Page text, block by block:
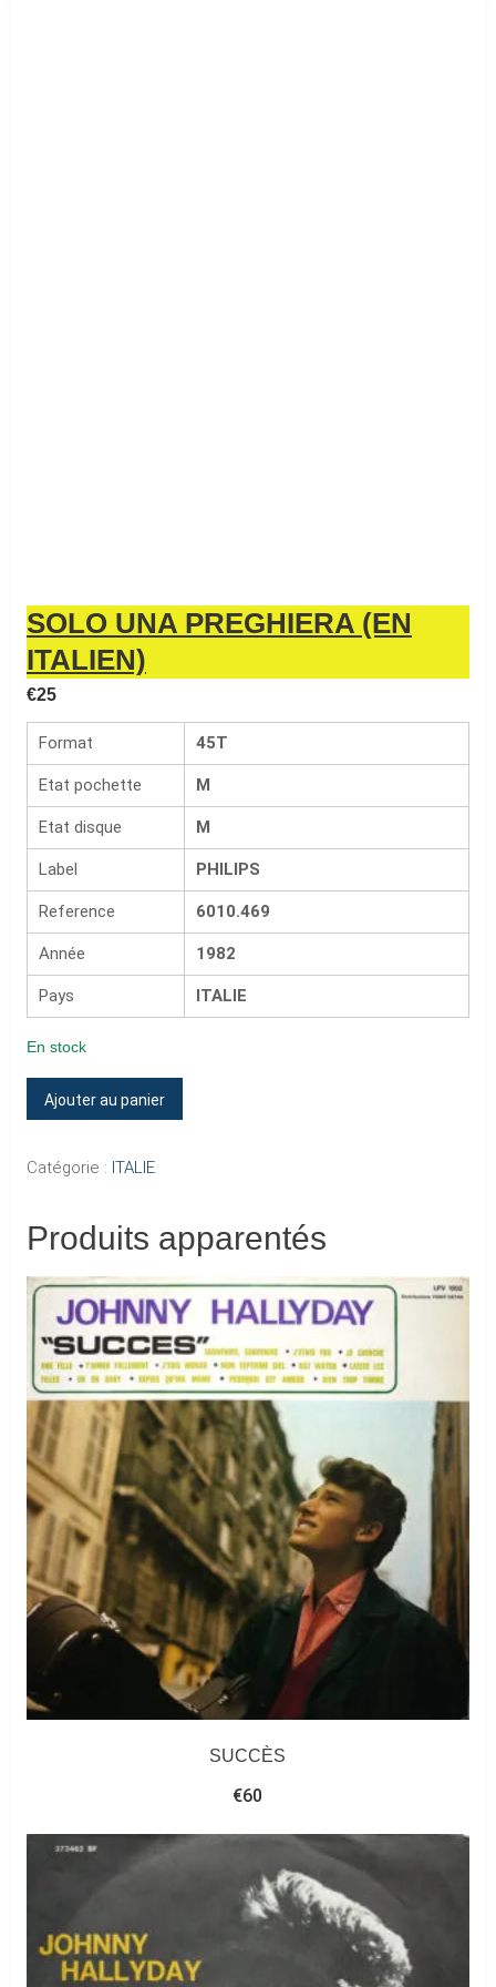
SOLO UNA PREGHIERA (EN
ITALIEN)
€25
Format 45T
Etat pochette M
Etat disque M
Label PHILIPS
Reference 6010.469
Année 1982
Pays ITALIE
En stock
quantité
de
(En
Ajouter au panier
Catégorie : ITALIE
Produits apparentés
SUCCÈS
€60